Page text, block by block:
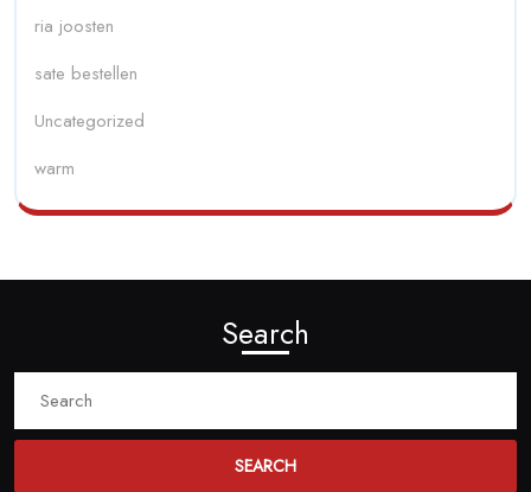
ria joosten
sate bestellen
Uncategorized
warm
Search